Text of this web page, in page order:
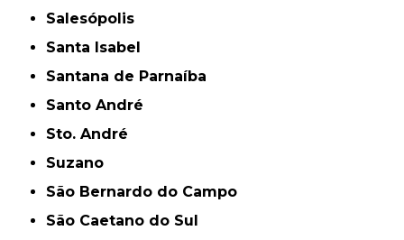
Salesópolis
Santa Isabel
Santana de Parnaíba
Santo André
Sto. André
Suzano
São Bernardo do Campo
São Caetano do Sul